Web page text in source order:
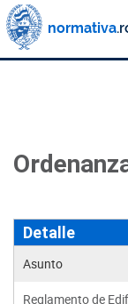
Detalle
Asunto
Reglamento de